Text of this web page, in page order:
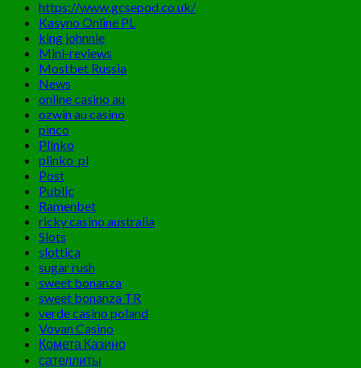
https://www.gcsepod.co.uk/
Kasyno Online PL
king johnnie
Mini-reviews
Mostbet Russia
News
online casino au
ozwin au casino
pinco
Plinko
plinko_pl
Post
Public
Ramenbet
ricky casino australia
Slots
slottica
sugar rush
sweet bonanza
sweet bonanza TR
verde casino poland
Vovan Casino
Комета Казино
сателлиты